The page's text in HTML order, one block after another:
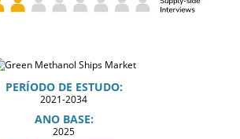
PERÍODO DE ESTUDO:
2021-2034
ANO BASE:
2025